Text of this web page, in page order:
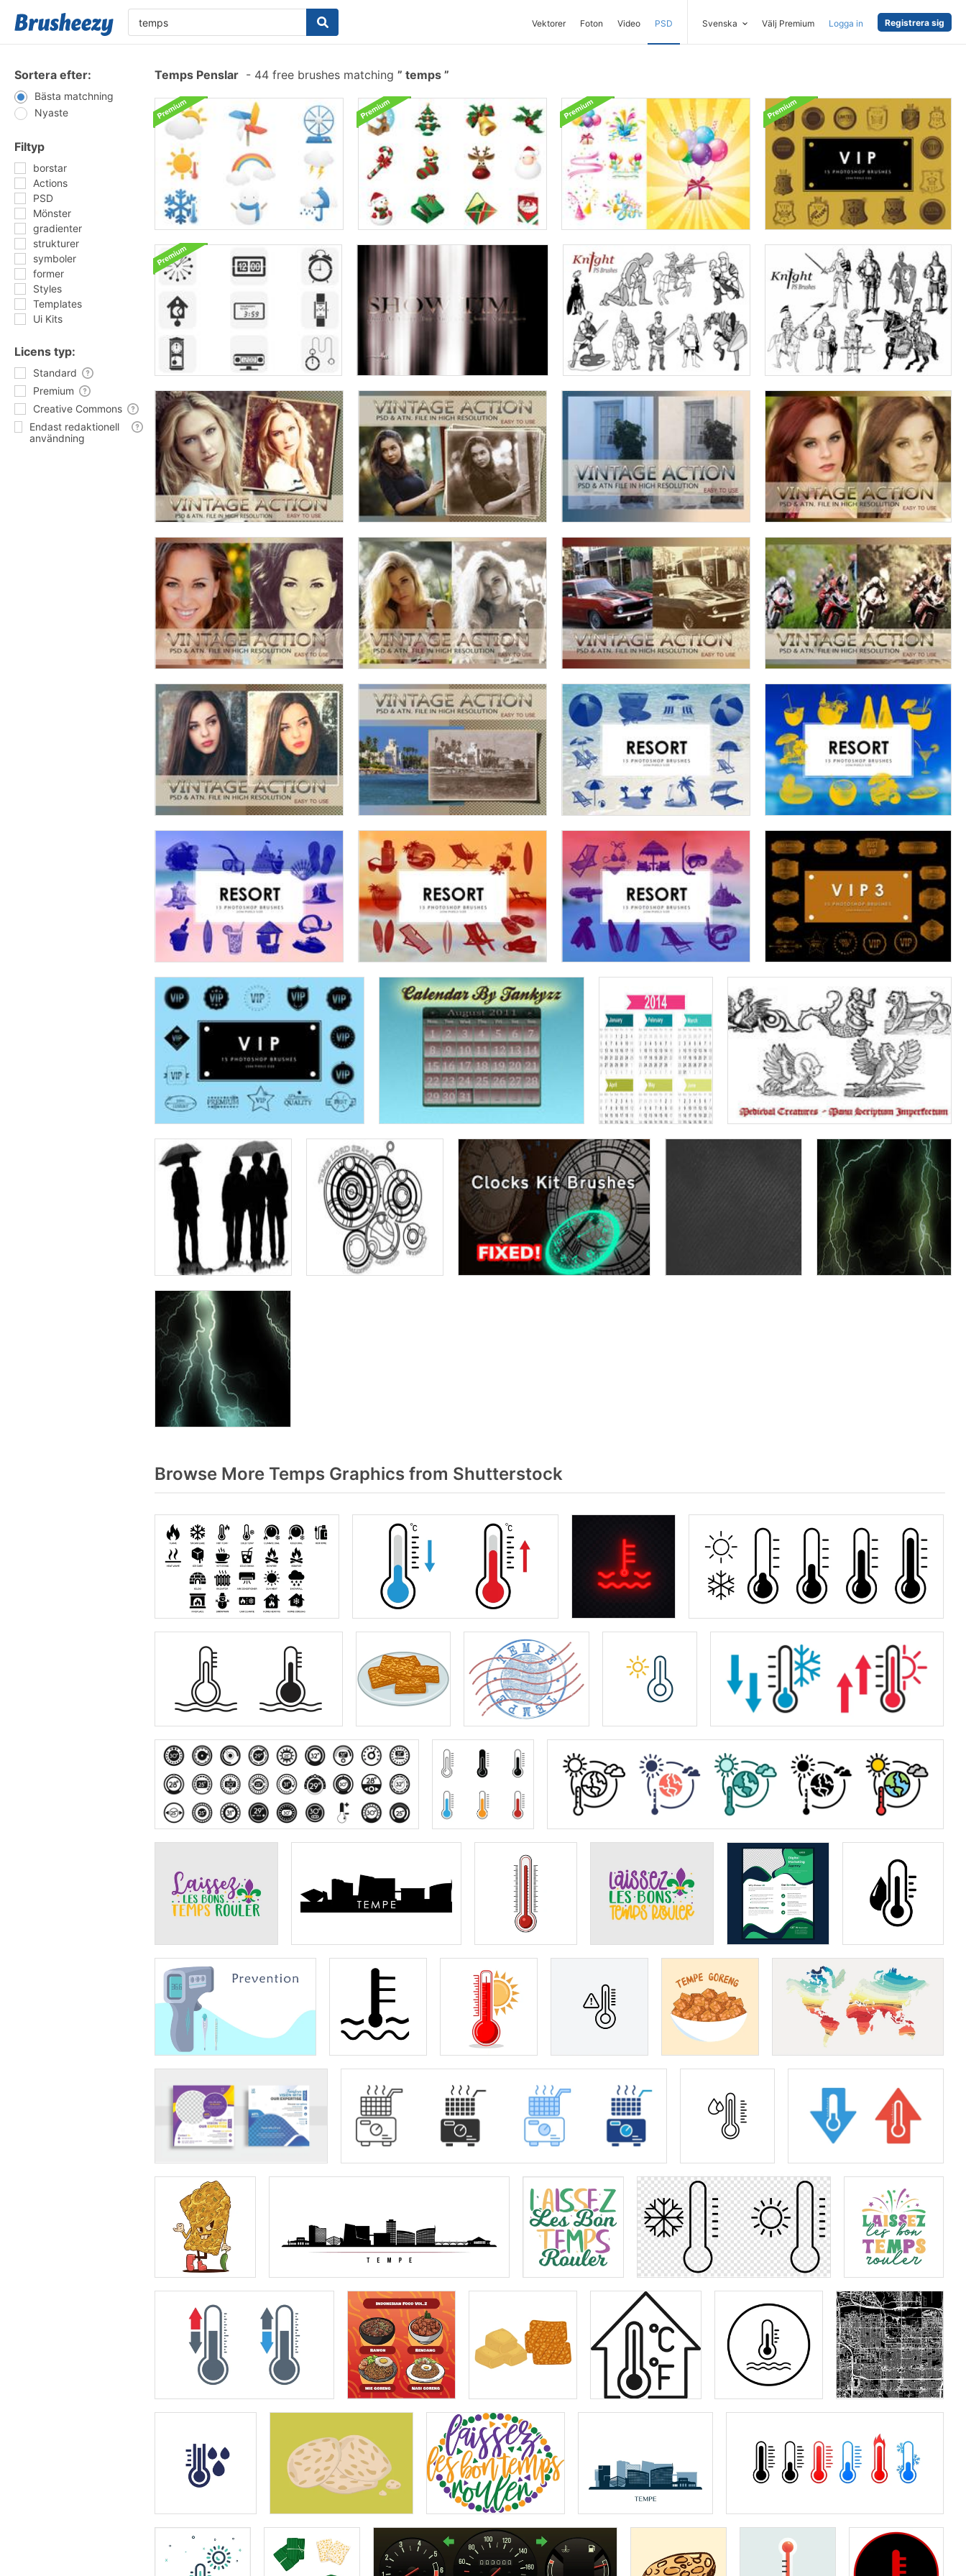
Vektorer Foton Video PSD Svenska Välj Premium Logga in Registrera sig
Sortera efter:
Bästa matchning
Nyaste
Filtyp
borstar
Actions
PSD
Mönster
gradienter
strukturer
symboler
former
Styles
Templates
Ui Kits
Licens typ:
Standard
Premium
Creative Commons
Endast redaktionell
användning
Temps Penslar - 44 free brushes matching temps
Browse More Temps Graphics from Shutterstock